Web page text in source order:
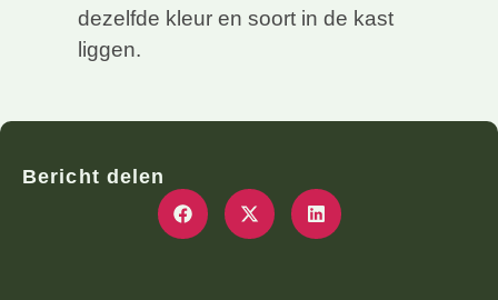
Bericht delen
dezelfde kleur en soort in de kast
liggen.